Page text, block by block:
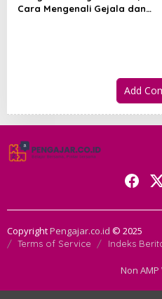
Cara Mengenali Gejala dan
Add
CopyrightPengajar.co.id © 2025
Terms of Service Indeks
Non